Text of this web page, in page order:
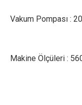
Vakum Pompası :
Makine Ölçüleri :